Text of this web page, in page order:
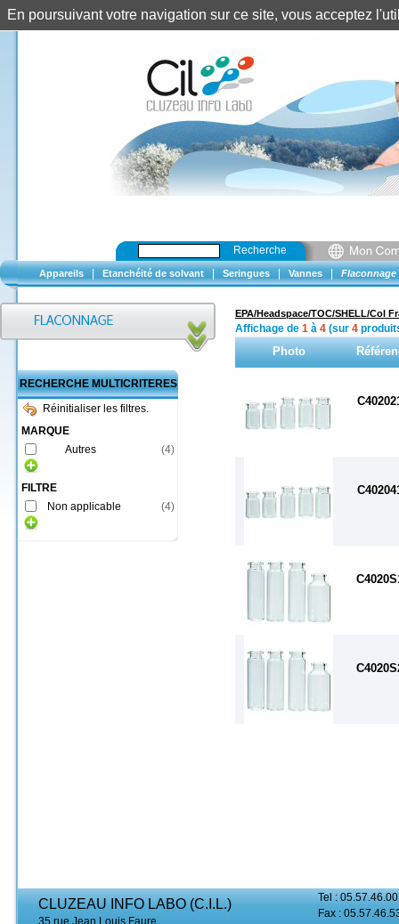
Recherche
Appareils Etanchéité de solvant Seringues Vannes Flaconnage
RECHERCHE MULTICRITERES
Réinitialiser les filtres.
MARQUE
Autres
(4)
FILTRE
Non applicable
(4)
EPA/Headspace/TOC/SHELL/Col
Affichage de 1 à 4 (sur 4
Photo
CLUZEAU INFO LABO (C.I.L.)
35 rue Jean Louis Faure
Tel :
Fax :
En poursuivant votre navigation sur ce site, vous acceptez